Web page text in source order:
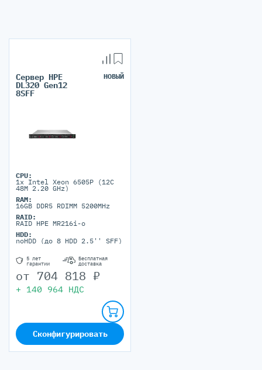
Сервер HPE
DL320 Gen12
8SFF
НОВЫЙ
CPU:
1x Intel Xeon 6505P (12C
48M 2.20 GHz)
RAM:
16GB DDR5 RDIMM 5200MHz
RAID:
RAID HPE MR216i-o
HDD:
noHDD (до 8 HDD 2.5'' SFF)
5 лет
гарантии
Бесплатная
доставка
от 704 818 ₽
+ 140 964 НДС
Сконфигурировать